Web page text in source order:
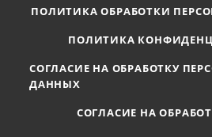
ПОЛИТИКА ОБРАБОТКИ
ПОЛИТИКА
СОГЛАСИЕ НА ОБРАБОТКУ
ДАННЫХ
СОГЛАСИЕ НА